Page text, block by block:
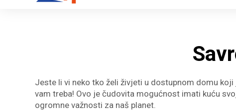
Jeste li vi neko tko želi živjeti u dostupnom domu
vam treba! Ovo je čudovita mogućnost imati kuću
ogromne važnosti za naš planet.